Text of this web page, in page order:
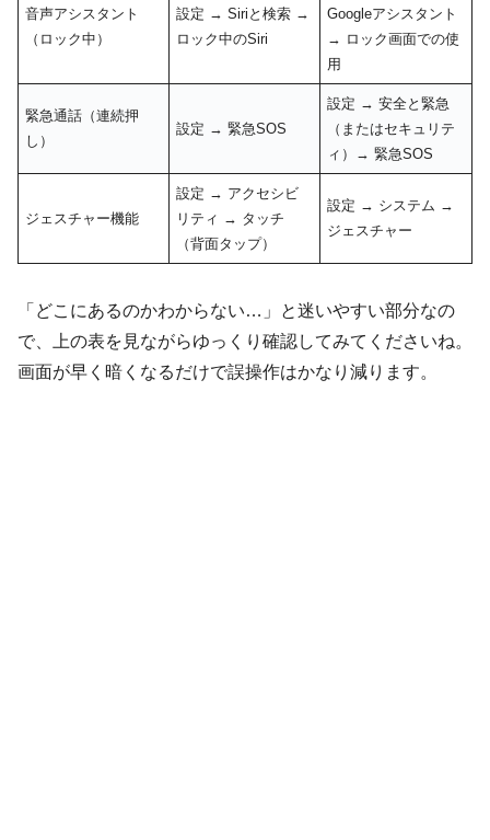
音声アシスタント
（ロック中）
設定 → Siriと検索 →
ロック中のSiri
Googleアシスタント
→ ロック画面での使
用
緊急通話（連続押
し）
設定 → 緊急SOS
設定 → 安全と緊急
（またはセキュリテ
ィ）→ 緊急SOS
ジェスチャー機能
設定 → アクセシビ
リティ → タッチ
（背面タップ）
設定 → システム →
ジェスチャー
「どこにあるのかわからない…」と迷いやすい部分なの
で、上の表を見ながらゆっくり確認してみてくださいね。
画面が早く暗くなるだけで誤操作はかなり減ります。